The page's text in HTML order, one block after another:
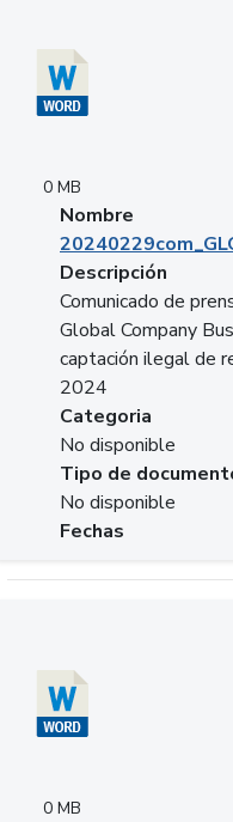
0 MB
Nombre
Descripción
Comunicado de
Global Company
captación ilegal de
2024
Categoria
No disponible
Tipo de
No disponible
Fechas
0 MB